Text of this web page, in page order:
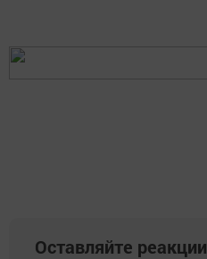
Оставляйте реакции